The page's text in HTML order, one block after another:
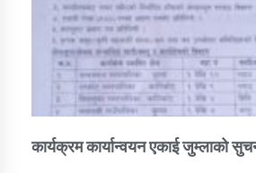
कार्यक्रम कार्यान्वयन एकाई जुम्लाको